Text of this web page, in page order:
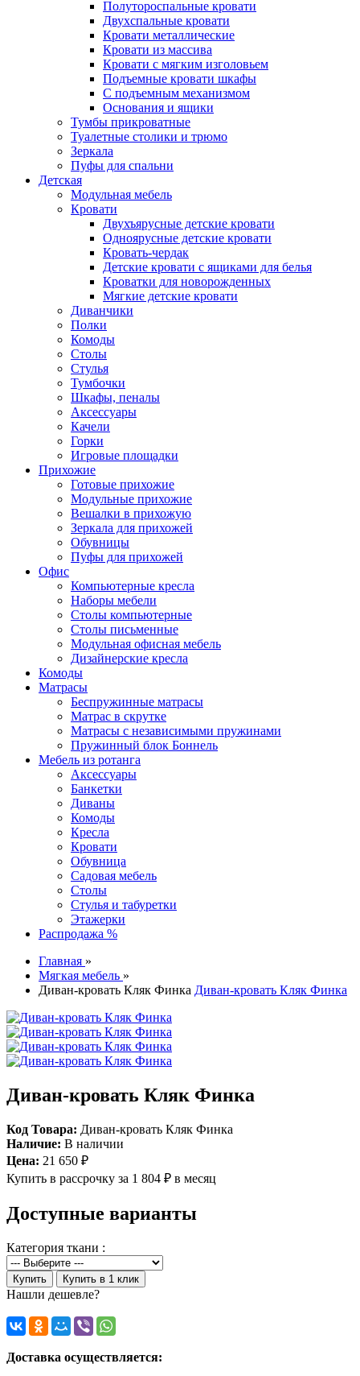
Полутороспальные кровати
Двухспальные кровати
Кровати металлические
Кровати из массива
Кровати с мягким изголовьем
Подъемные кровати шкафы
С подъемным механизмом
Основания и ящики
Тумбы прикроватные
Туалетные столики и трюмо
Зеркала
Пуфы для спальни
Детская
Модульная мебель
Кровати
Двухъярусные детские кровати
Одноярусные детские кровати
Кровать-чердак
Детские кровати с ящиками для белья
Кроватки для новорожденных
Мягкие детские кровати
Диванчики
Полки
Комоды
Столы
Стулья
Тумбочки
Шкафы, пеналы
Аксессуары
Качели
Горки
Игровые площадки
Прихожие
Готовые прихожие
Модульные прихожие
Вешалки в прихожую
Зеркала для прихожей
Обувницы
Пуфы для прихожей
Офис
Компьютерные кресла
Наборы мебели
Столы компьютерные
Столы письменные
Модульная офисная мебель
Дизайнерские кресла
Комоды
Матрасы
Беспружинные матрасы
Матрас в скрутке
Матрасы с независимыми пружинами
Пружинный блок Боннель
Мебель из ротанга
Аксессуары
Банкетки
Диваны
Комоды
Кресла
Кровати
Обувница
Садовая мебель
Столы
Стулья и табуретки
Этажерки
Распродажа %
Главная »
Мягкая мебель »
Диван-кровать Кляк Финка Диван-кровать Кляк Финка
Диван-кровать Кляк Финка
Код Товара: Диван-кровать Кляк Финка
Наличие: В наличии
Цена: 21 650 ₽
Купить в рассрочку за 1 804 ₽ в месяц
Доступные варианты
Категория ткани :
Купить Купить в 1 клик
Нашли дешевле?
Доставка осуществляется: